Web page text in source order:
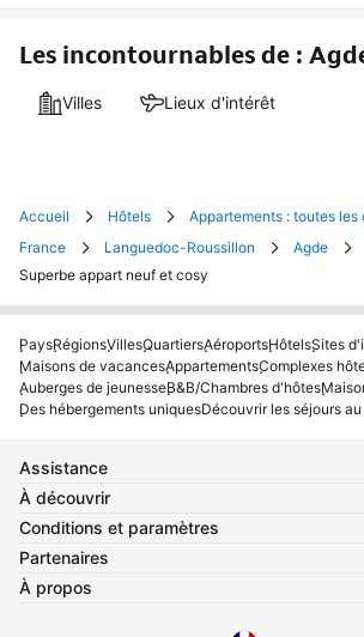
Les incontournables de :
Villes Lieux d'intérêt
Accueil Hôtels
Appartements : toutes les
France
Languedoc-Roussillon
Agde
Superbe appart neuf et cosy
PaysRégionsVillesQuartiersAéroportsHôtelsSites
Maisons de vacancesAppartementsComplexes
Auberges de jeunesseB&B/Chambres d'hôtes
Des hébergements uniquesDécouvrir les séjours
Assistance
À découvrir
Conditions et paramètres
Partenaires
À propos